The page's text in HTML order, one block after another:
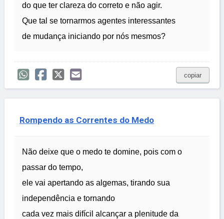
do que ter clareza do correto e não agir.
Que tal se tornarmos agentes interessantes
de mudança iniciando por nós mesmos?
copiar
Rompendo as Correntes do Medo
Não deixe que o medo te domine, pois com o
passar do tempo,
ele vai apertando as algemas, tirando sua
independência e tornando
cada vez mais difícil alcançar a plenitude da